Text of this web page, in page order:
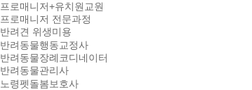
프로매니저+유치원교원
프로매니저 전문과정
반려견 위생미용
반려동물행동교정사
반려동물장례코디네이터
반려동물관리사
노령펫돌봄보호사